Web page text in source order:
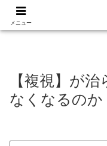
HOME
【複視】が
なくなるのか
メニュー